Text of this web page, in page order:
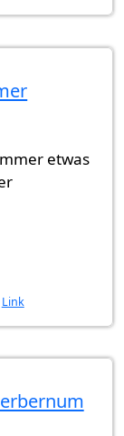
etwas
Link
Ahm (nicht